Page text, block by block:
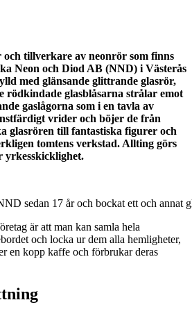
tillverkare av neonrör som finns
Neon och Diod AB (NND) i Västerås
med glänsande glittrande glasrör,
rödkindade glasblåsarna strålar emot
gaslågorna som i en tavla av
vrider och böjer de från
glasrören till fantastiska figurer och
tomtens verkstad. Allting görs
yrkesskicklighet.
sedan 17 år och bockat ett och annat
är att man kan samla hela
och locka ur dem alla hemligheter,
en kopp kaffe och förbrukar deras